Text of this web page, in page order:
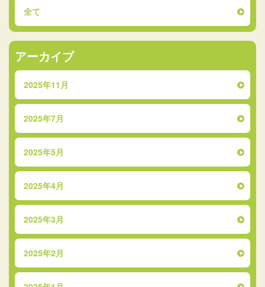
全て
アーカイブ
2025年11月
2025年7月
2025年5月
2025年4月
2025年3月
2025年2月